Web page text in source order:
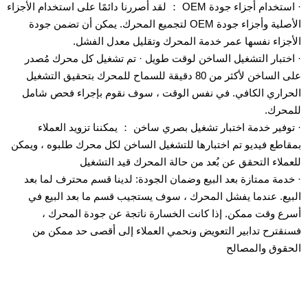
· استخدام أجزاء جودة OEM ： لقد أصررنا دائمًا على استخدام الأجزاء
الأصلية وأجزاء جودة OEM لتجميع المحرك. يمكن أن تضمن جودة
الأجزاء نفسها عمر خدمة المحرك وتقليل معدل الفشل.
· اختبار التشغيل الساخن لوقت طويل · تم تشغيل كل محرك مُصدر
على الساخن لأكثر من 80 دقيقة للسماح للمحرك بتحقيق التشغيل
الحراري الكافي. في نفس الوقت ، سوف نقوم بإجراء فحص شامل
للمحرك.
· توفير خدمة اختبار تشغيل بصري ساخن ： يمكننا تزويد العملاء
بمقاطع فيديو تم اختبارها للتشغيل الساخن لكل محرك طلبوه ، ويمكن
للعملاء التحقق عن بُعد من حالة المحرك قيد التشغيل
· خدمة ممتازة بعد البيع وضمان الجودة: لدينا قسم محترف لما بعد
البيع. عندما يفشل المحرك ، سوف يستجيب قسم ما بعد البيع في
أسرع وقت ممكن. إذا كانت الخسارة ناتجة عن جودة المحرك ،
فسنقترح تدابير التعويض ونحمي العملاء إلى أقصى حد ممكن من
الحقوق والمصالح